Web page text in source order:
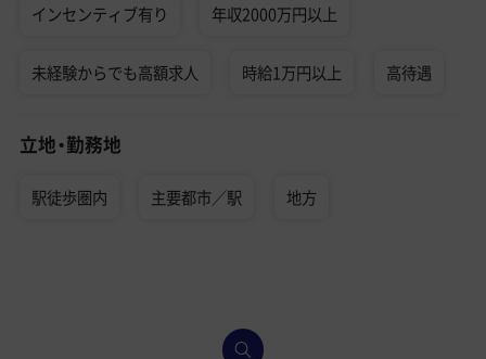
インセンティブ有り 年収2000万円以上
未経験からでも高額求人 時給1万円以上 高待遇
立地・勤務地
駅徒歩圏内 主要都市／駅 地方